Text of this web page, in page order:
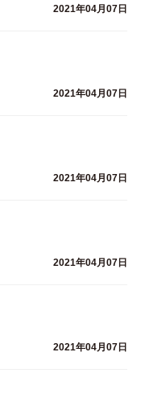
2021年04月07日
2021年04月07日
2021年04月07日
2021年04月07日
2021年04月07日